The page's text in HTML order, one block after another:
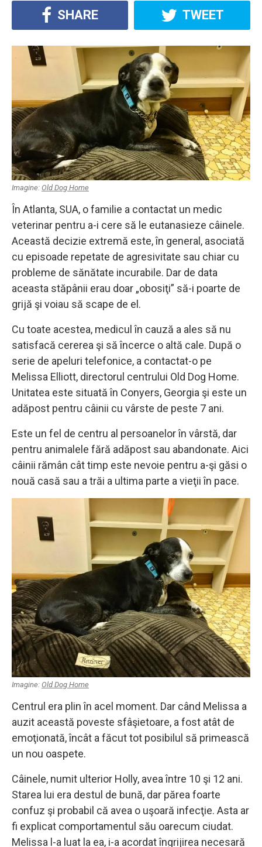
SHARE TWEET
Imagine: Old Dog Home
În Atlanta, SUA, o familie a contactat un medic
veterinar pentru a-i cere să le eutanasieze câinele.
Această decizie extremă este, în general, asociată
cu episoade repetate de agresivitate sau chiar cu
probleme de sănătate incurabile. Dar de data
aceasta stăpânii erau doar „obosiţi” să-i poarte de
grijă şi voiau să scape de el.
Cu toate acestea, medicul în cauză a ales să nu
satisfacă cererea şi să încerce o altă cale. După o
serie de apeluri telefonice, a contactat-o ​​pe
Melissa Elliott, directorul centrului Old Dog Home.
Unitatea este situată în Conyers, Georgia şi este un
adăpost pentru câinii cu vârste de peste 7 ani.
Este un fel de centru al persoanelor în vârstă, dar
pentru animalele fără adăpost sau abandonate. Aici
câinii rămân cât timp este nevoie pentru a-şi găsi o
nouă casă sau a trăi a ultima parte a vieţii în pace.
Imagine: Old Dog Home
Centrul era plin în acel moment. Dar când Melissa a
auzit această poveste sfâşietoare, a fost atât de
emoţionată, încât a făcut tot posibilul să primească
un nou oaspete.
Câinele, numit ulterior Holly, avea între 10 şi 12 ani.
Starea lui era destul de bună, dar părea foarte
confuz şi probabil că avea o uşoară infecţie. Asta ar
fi explicat comportamentul său oarecum ciudat.
Melissa l-a luat la ea, i-a acordat îngrijirea necesară